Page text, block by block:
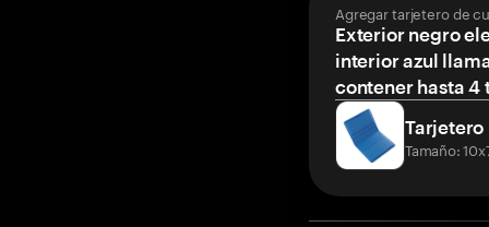
Agregar tarjetero de
Exterior negro
interior azul
contener hasta 4
Tarjetero
Tamaño: